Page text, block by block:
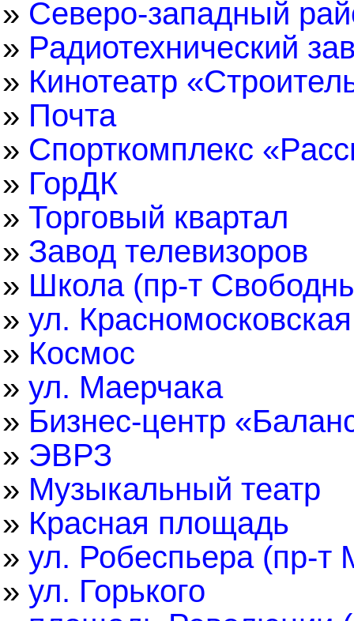
» Северо-западный
» Радиотехнический
» Кинотеатр
» Почта
» Спорткомплекс
» ГорДК
» Торговый квартал
» Завод телевизоров
» Школа (пр-т
» ул. Красномосковская
» Космос
» ул. Маерчака
» Бизнес-центр
» ЭВРЗ
» Музыкальный театр
» Красная площадь
» ул. Робеспьера (пр-т
» ул. Горького